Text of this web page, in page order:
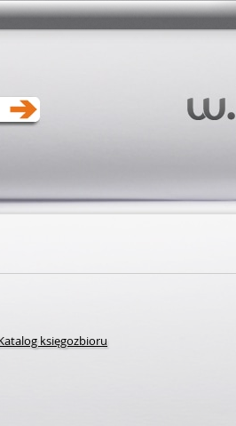
księgozbioru